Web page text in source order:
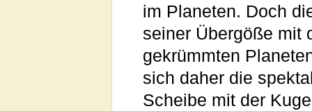
im Planeten. Doch
seiner Übergöße mit
gekrümmten
sich daher die
Scheibe mit der